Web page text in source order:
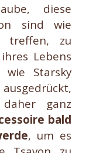
diese
sind wie
treffen, zu
Lebens
wie Starsky
ganz
bald
, um es